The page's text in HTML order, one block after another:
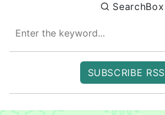
SearchBox
SUBSCRIBE RSS